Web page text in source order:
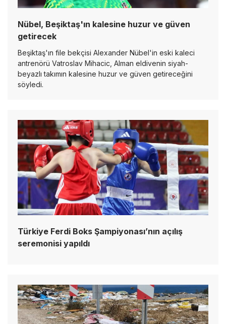
Nübel, Beşiktaş'ın kalesine huzur ve güven
getirecek
Beşiktaş'ın file bekçisi Alexander Nübel'in eski kaleci
antrenörü Vatroslav Mihacic, Alman eldivenin siyah-
beyazlı takımın kalesine huzur ve güven getireceğini
söyledi.
Türkiye Ferdi Boks Şampiyonası’nın açılış
seremonisi yapıldı